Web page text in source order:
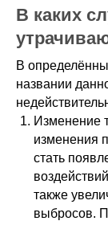
В каких
В
названии
Изменение
изменения
стать
также
выбросов.